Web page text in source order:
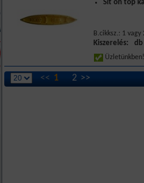
Sit on top
B.cikksz.: 1
Kiszerelés: db
<< 1 2 >>